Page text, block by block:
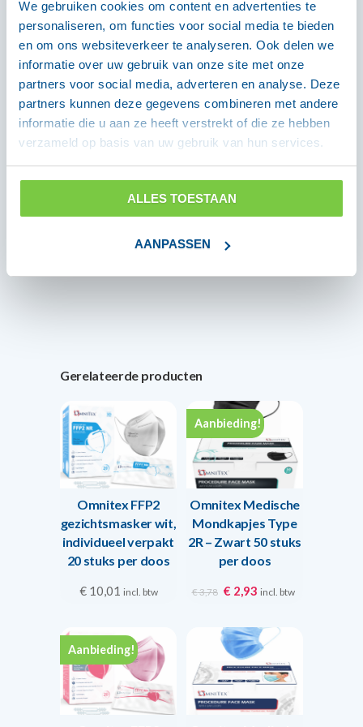
We gebruiken cookies om content en advertenties te
personaliseren, om functies voor social media te bieden
en om ons websiteverkeer te analyseren. Ook delen we
informatie over uw gebruik van onze site met onze
partners voor social media, adverteren en analyse. Deze
partners kunnen deze gegevens combineren met andere
informatie die u aan ze heeft verstrekt of die ze hebben
verzameld op basis van uw gebruik van hun services.
ALLES TOESTAAN
AANPASSEN
werkomgevingen waar een nauwsluitende
pasvorm vereist is.
De HSE (Health and Safety Executive) raadt
ademhalingsmaskers met oorlussen af ​​voor
gebruik als nauwsluitend
ademhalingsbeschermingsmiddel op het
werk. Voor werkzaamheden waarbij een
geforceerde luchttoevoer.
Gerelateerde producten
Omnitex FFP2
gezichtsmasker wit,
individueel verpakt
20 stuks per doos
€10,01 incl. btw
Aanbieding!
Omnitex Medische
Mondkapjes Type
2R – Zwart 50 stuks
per doos
€3,78 Oorspronkelijke
was:
€ 3,78.
€ 2,93Huidige
is:
€ 2,93.
incl. btw
Aanbieding!